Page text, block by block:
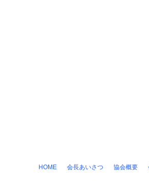
HOME 会長あいさつ 協会概要